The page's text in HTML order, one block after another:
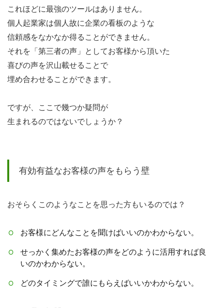
これほどに最強のツールはありません。
個人起業家は個人故に企業の看板のような
信頼感をなかなか得ることができません。
それを「第三者の声」としてお客様から頂いた
喜びの声を沢山載せることで
埋め合わせることができます。
ですが、ここで幾つか疑問が
生まれるのではないでしょうか？
有効有益なお客様の声をもらう壁
おそらくこのようなことを思った方もいるのでは？
お客様にどんなことを聞けばいいのかわからない。
せっかく集めたお客様の声をどのように活用すれば良
いのかわからない。
どのタイミングで誰にもらえばいいかわからない。